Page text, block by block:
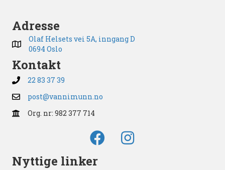
Adresse
Olaf Helsets vei 5A, inngang D
0694 Oslo
Kontakt
22 83 37 39
post@vannimunn.no
Org. nr: 982 377 714
Nyttige linker